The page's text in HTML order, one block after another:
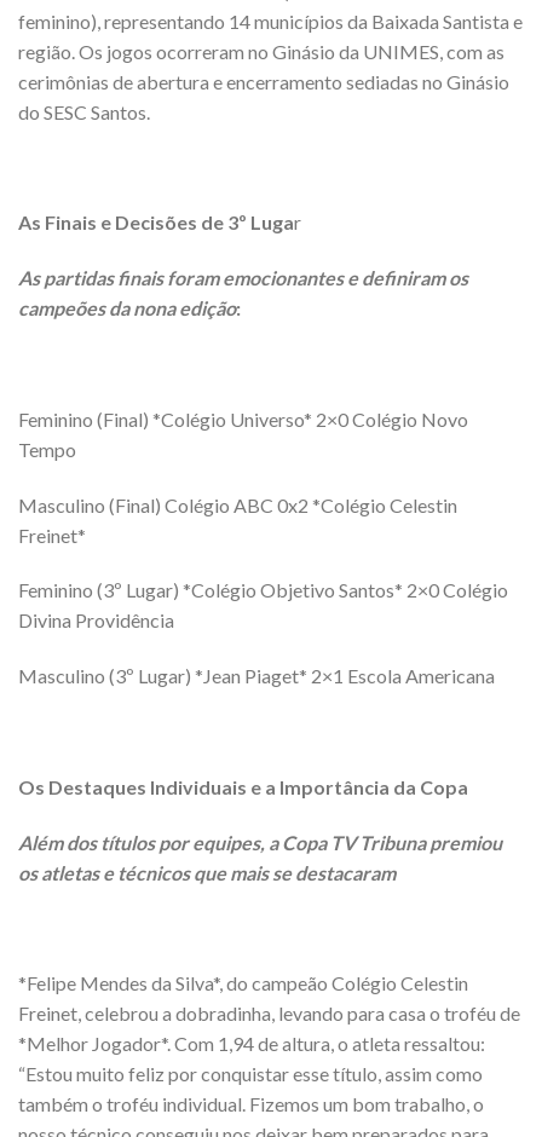
feminino), representando 14 municípios da Baixada Santista e
região. Os jogos ocorreram no Ginásio da UNIMES, com as
cerimônias de abertura e encerramento sediadas no Ginásio
do SESC Santos.
As Finais e Decisões de 3º Lugar
As partidas finais foram emocionantes e definiram os
campeões da nona edição:
Feminino (Final) *Colégio Universo* 2×0 Colégio Novo
Tempo
Masculino (Final) Colégio ABC 0x2 *Colégio Celestin
Freinet*
Feminino (3º Lugar) *Colégio Objetivo Santos* 2×0 Colégio
Divina Providência
Masculino (3º Lugar) *Jean Piaget* 2×1 Escola Americana
Os Destaques Individuais e a Importância da Copa
Além dos títulos por equipes, a Copa TV Tribuna premiou
os atletas e técnicos que mais se destacaram
*Felipe Mendes da Silva*, do campeão Colégio Celestin
Freinet, celebrou a dobradinha, levando para casa o troféu de
*Melhor Jogador*. Com 1,94 de altura, o atleta ressaltou:
“Estou muito feliz por conquistar esse título, assim como
também o troféu individual. Fizemos um bom trabalho, o